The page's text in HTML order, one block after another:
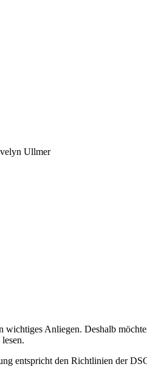
Ullmer
wichtiges Anliegen. Deshalb
entspricht den Richtlinien der